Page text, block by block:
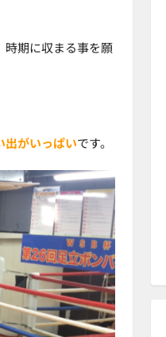
時期に収まる事を願
出がいっぱいです。